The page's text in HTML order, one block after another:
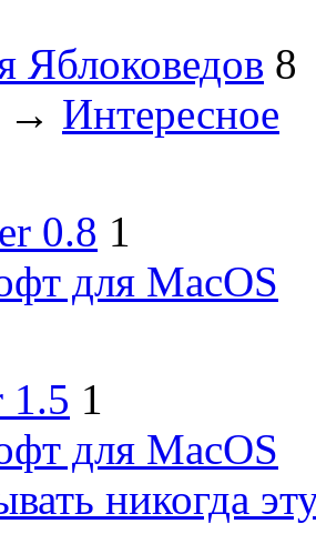
Яблоковедов 8
→ Интересное
0.8 1
для MacOS
1.5 1
для MacOS
никогда